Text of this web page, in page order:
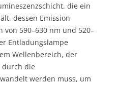
die ein
dessen Emission
590–630 nm und 520–
Entladungslampe
Wellenbereich, der
die
werden muss, um